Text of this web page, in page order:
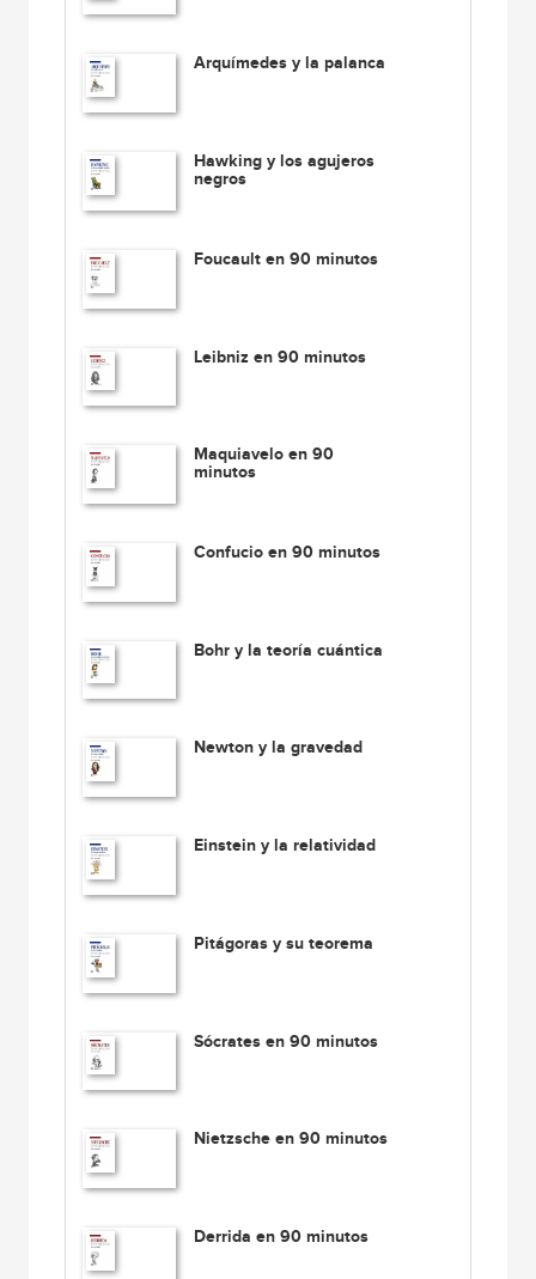
Arquímedes y la palanca
Hawking y los agujeros
negros
Foucault en 90 minutos
Leibniz en 90 minutos
Maquiavelo en 90
minutos
Confucio en 90 minutos
Bohr y la teoría cuántica
Newton y la gravedad
Einstein y la relatividad
Pitágoras y su teorema
Sócrates en 90 minutos
Nietzsche en 90 minutos
Derrida en 90 minutos